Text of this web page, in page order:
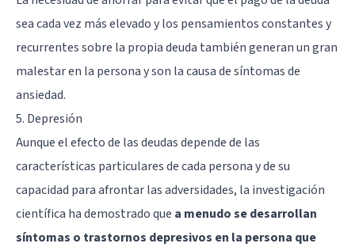
sea cada vez más elevado y los pensamientos constantes y
recurrentes sobre la propia deuda también generan un gran
malestar en la persona y son la causa de síntomas de
ansiedad.
5. Depresión
Aunque el efecto de las deudas depende de las
características particulares de cada persona y de su
capacidad para afrontar las adversidades, la investigación
científica ha demostrado que a menudo se desarrollan
síntomas o trastornos depresivos en la persona que